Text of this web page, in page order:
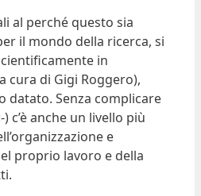
al perché questo sia
il mondo della ricerca, si
in
cura di Gigi Roggero),
datato. Senza complicare
c’è anche un livello più
e
proprio lavoro e della